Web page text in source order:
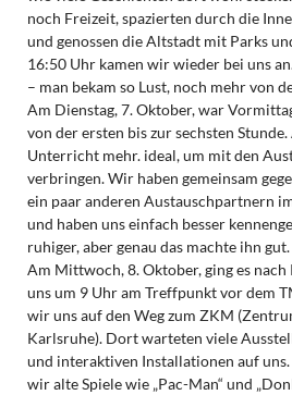
noch Freizeit, spazierten durch die
und genossen die Altstadt mit Parks
16:50 Uhr kamen wir wieder bei uns
– man bekam so Lust, noch mehr von
Am Dienstag, 7. Oktober, war
von der ersten bis zur sechsten
Unterricht mehr. ideal, um mit den
verbringen. Wir haben gemeinsam
ein paar anderen Austauschpartnern
und haben uns einfach besser
ruhiger, aber genau das machte ihn gut.
Am Mittwoch, 8. Oktober, ging es
uns um 9 Uhr am Treffpunkt vor dem
wir uns auf den Weg zum ZKM
Karlsruhe). Dort warteten viele
und interaktiven Installationen auf
wir alte Spiele wie „Pac-Man“ und